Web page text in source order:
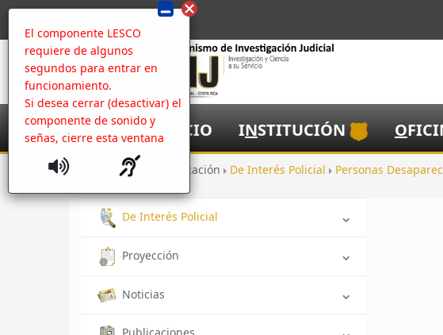
El componente LESCO
requiere de algunos
segundos para entrar en
funcionamiento.
Si desea cerrar (desactivar) el
componente de sonido y
señas, cierre esta ventana
NICIO INSTITUCIÓN O
Inicio Comunicación De Interés Policial Personas
De Interés Policial
Proyección
Noticias